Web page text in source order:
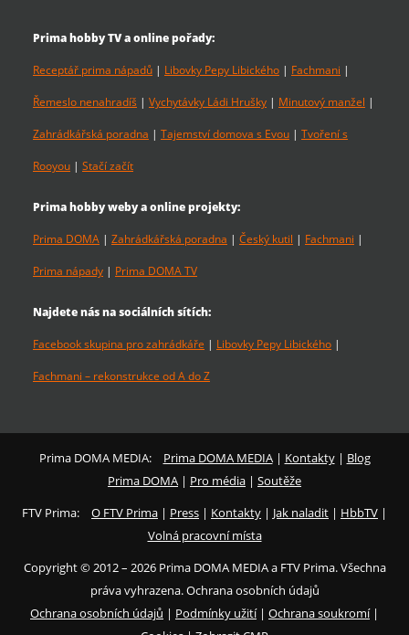
Prima hobby TV a online pořady:
Receptář prima nápadů | Libovky Pepy Libického | Fachmani |
Řemeslo nenahradíš | Vychytávky Ládi Hrušky | Minutový manžel |
Zahrádkářská poradna | Tajemství domova s Evou | Tvoření s
Rooyou | Stačí začít
Prima hobby weby a online projekty:
Prima DOMA | Zahrádkářská poradna | Český kutil | Fachmani |
Prima nápady | Prima DOMA TV
Najdete nás na sociálních sítích:
Facebook skupina pro zahrádkáře | Libovky Pepy Libického |
Fachmani – rekonstrukce od A do Z
Prima DOMA MEDIA: Prima DOMA MEDIA| Kontakty| Blog
Prima DOMA | Pro média | Soutěže
FTV Prima:
O FTV Prima | Press | Kontakty | Jak naladit | HbbTV |
Volná pracovní místa
Copyright © 2012 – 2026 Prima DOMA MEDIA a FTV Prima. Všechna
práva vyhrazena. Ochrana osobních údajů
Ochrana osobních údajů | Podmínky užití| Ochrana soukromí|